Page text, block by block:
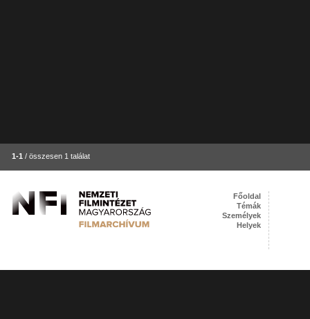
1-1 / összesen 1 találat
Főoldal
Témák
Személyek
Helyek